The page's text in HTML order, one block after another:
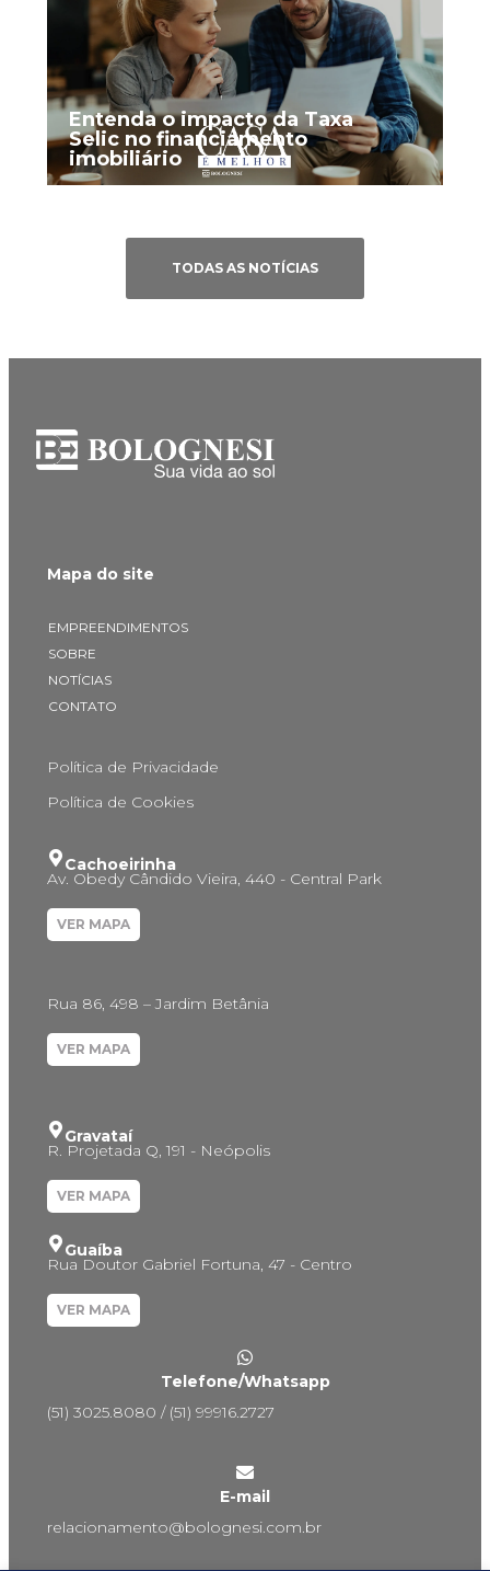
Entenda o impacto da Taxa
Selic no financiamento
imobiliário
TODAS AS NOTÍCIAS
Mapa do site
EMPREENDIMENTOS
SOBRE
NOTÍCIAS
CONTATO
Política de Privacidade
Política de Cookies
Cachoeirinha
Av. Obedy Cândido Vieira, 440 - Central Park
VER MAPA
Rua 86, 498 – Jardim Betânia
VER MAPA
Gravataí
R. Projetada Q, 191 - Neópolis
VER MAPA
Guaíba
Rua Doutor Gabriel Fortuna, 47 - Centro
VER MAPA
Telefone/Whatsapp
(51) 3025.8080 / (51) 99916.2727
E-mail
relacionamento@bolognesi.com.br